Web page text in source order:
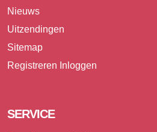
Nieuws
Uitzendingen
Sitemap
Registreren Inloggen
SERVICE